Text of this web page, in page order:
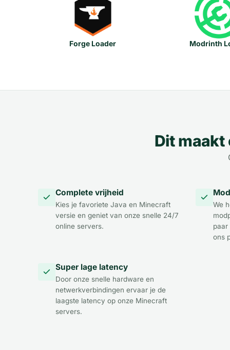
Forge Loader Modrinth
Dit
Complete vrijheid
Kies je favoriete Java en Minecraft
versie en geniet van onze snelle 24/7
online servers.
We
paar
ons
Super lage latency
Door onze snelle hardware en
netwerkverbindingen ervaar je de
laagste latency op onze Minecraft
servers.